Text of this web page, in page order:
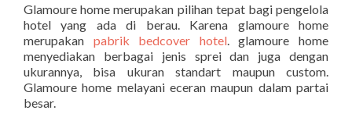
Glamoure home merupakan pilihan tepat bagi pengelola
hotel yang ada di berau. Karena glamoure home
merupakan pabrik bedcover hotel. glamoure home
menyediakan berbagai jenis sprei dan juga dengan
ukurannya, bisa ukuran standart maupun custom.
Glamoure home melayani eceran maupun dalam partai
besar.